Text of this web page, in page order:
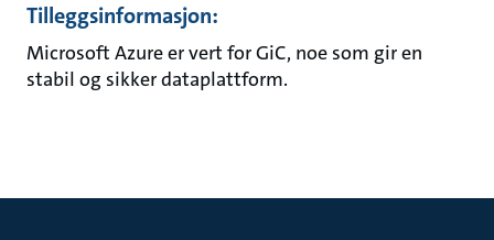
Tilleggsinformasjon:
Microsoft Azure er vert for GiC, noe som gir en
stabil og sikker dataplattform.